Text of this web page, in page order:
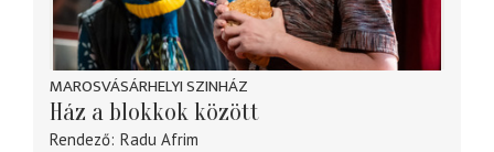
MAROSVÁSÁRHELYI SZINHÁZ
Ház a blokkok között
Rendező Radu Afrim